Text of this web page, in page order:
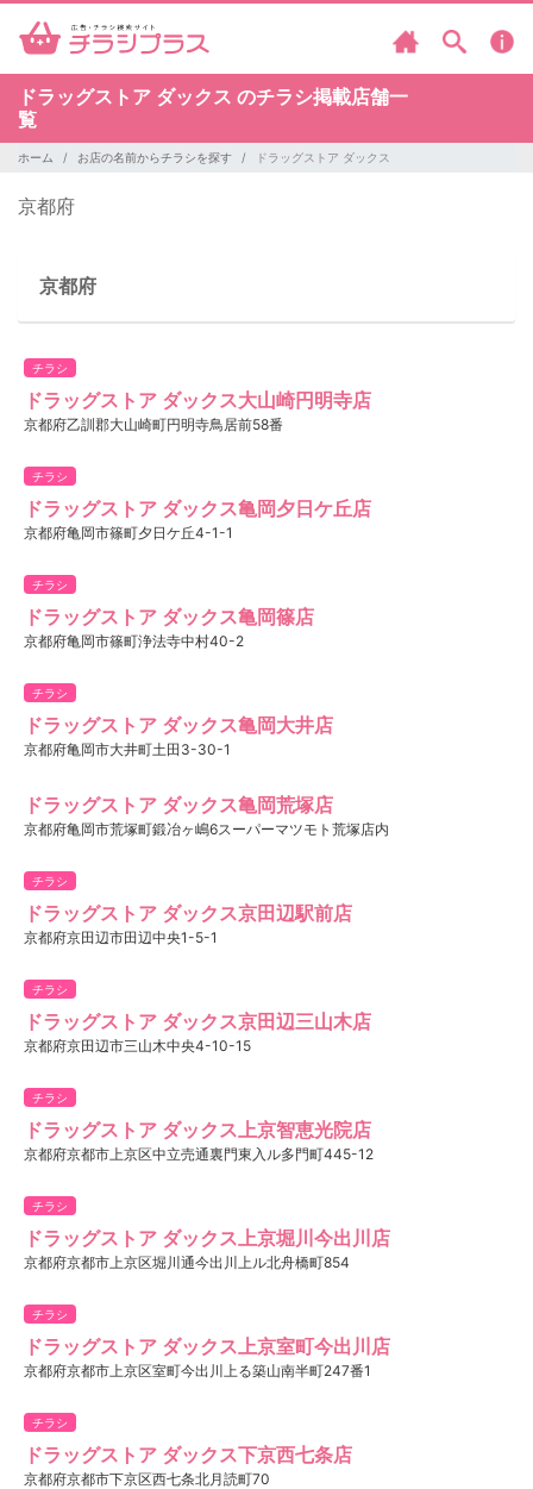
ドラッグストア ダックス のチラシ掲載店舗一
覧
ホーム お店の名前からチラシを探す ドラッグストア ダックス
京都府
京都府
チラシ
ドラッグストア ダックス大山崎円明寺店
京都府乙訓郡大山崎町円明寺鳥居前58番
チラシ
ドラッグストア ダックス亀岡夕日ケ丘店
京都府亀岡市篠町夕日ケ丘4-1-1
チラシ
ドラッグストア ダックス亀岡篠店
京都府亀岡市篠町浄法寺中村40-2
チラシ
ドラッグストア ダックス亀岡大井店
京都府亀岡市大井町土田3-30-1
ドラッグストア ダックス亀岡荒塚店
京都府亀岡市荒塚町鍛冶ヶ嶋6スーパーマツモト荒塚店内
チラシ
ドラッグストア ダックス京田辺駅前店
京都府京田辺市田辺中央1-5-1
チラシ
ドラッグストア ダックス京田辺三山木店
京都府京田辺市三山木中央4-10-15
チラシ
ドラッグストア ダックス上京智恵光院店
京都府京都市上京区中立売通裏門東入ル多門町445-12
チラシ
ドラッグストア ダックス上京堀川今出川店
京都府京都市上京区堀川通今出川上ル北舟橋町854
チラシ
ドラッグストア ダックス上京室町今出川店
京都府京都市上京区室町今出川上る築山南半町247番1
チラシ
ドラッグストア ダックス下京西七条店
京都府京都市下京区西七条北月読町70